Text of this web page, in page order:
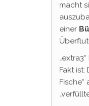
macht
einer
Fakt